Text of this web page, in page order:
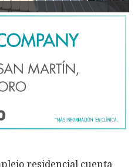
residencial cuenta